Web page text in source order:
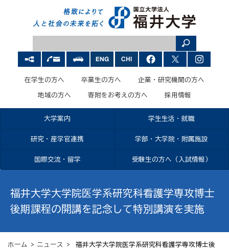
在学生の方へ 卒業生の方へ 企業・研究機関の方へ
地域の方へ 寄附をお考えの方へ 採用情報
大学案内 学生生活・就職
研究・産学官連携 学部・大学院・附属施設
国際交流・留学 受験生の方へ（入試情報）
福井大学大学院医学系研究科看護学専攻博士
後期課程の開講を記念して特別講演を実施
ホーム > ニュース
> 福井大学大学院医学系研究科看護学専攻博士後